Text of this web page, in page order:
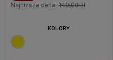
Najniższa cena: 149,90 zł
KOLORY: